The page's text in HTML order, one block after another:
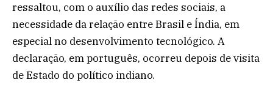
ressaltou, com o auxílio das redes sociais, a
necessidade da relação entre Brasil e Índia, em
especial no desenvolvimento tecnológico. A
declaração, em português, ocorreu depois de visita
de Estado do político indiano.